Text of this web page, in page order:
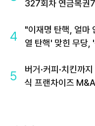
327회차 연금복권
4
"이재명 탄핵, 얼마
열 탄핵' 맞힌 무당,
5
버거·커피·치킨까
식 프랜차이즈